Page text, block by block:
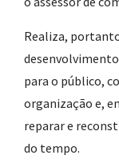
Realiza,
para o público,
organização e,
reparar e
do tempo.